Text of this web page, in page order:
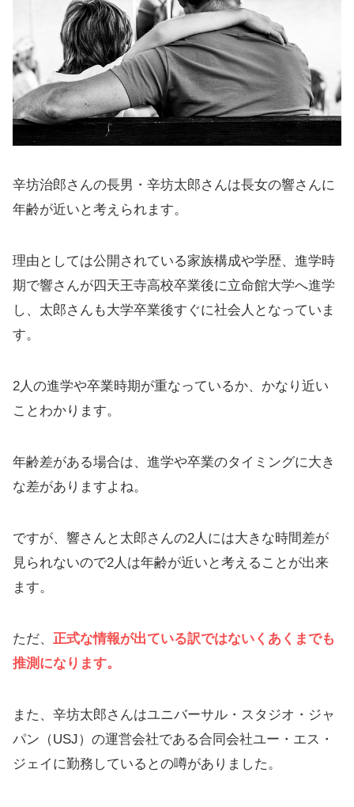
辛坊治郎さんの長男・辛坊太郎さんは長女の響さんに
年齢が近いと考えられます。
理由としては公開されている家族構成や学歴、進学時
期で響さんが四天王寺高校卒業後に立命館大学へ進学
し、太郎さんも大学卒業後すぐに社会人となっていま
す。
2人の進学や卒業時期が重なっているか、かなり近い
ことわかります。
年齢差がある場合は、進学や卒業のタイミングに大き
な差がありますよね。
ですが、響さんと太郎さんの2人には大きな時間差が
見られないので2人は年齢が近いと考えることが出来
ます。
ただ、 正式な情報が出ている訳ではないくあくまでも
推測になります。
また、辛坊太郎さんはユニバーサル・スタジオ・ジャ
パン（USJ）の運営会社である合同会社ユー・エス・
ジェイに勤務しているとの噂がありました。